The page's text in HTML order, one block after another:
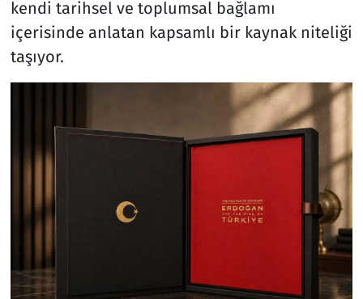
kendi tarihsel ve toplumsal bağlamı
içerisinde anlatan kapsamlı bir kaynak niteliği
taşıyor.